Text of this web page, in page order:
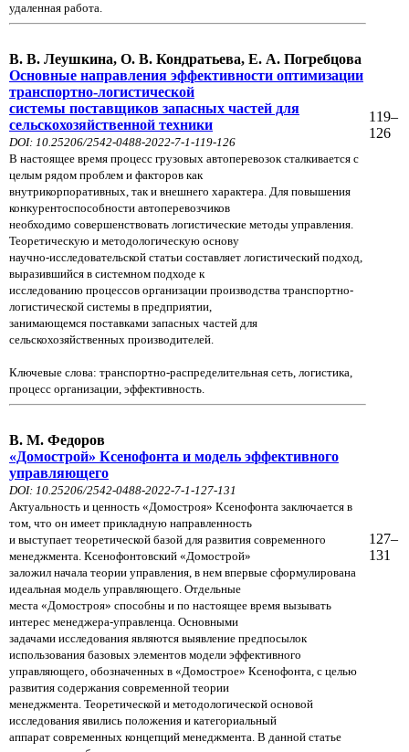
удаленная работа.
В. В. Леушкина, О. В. Кондратьева, Е. А. Погребцова
Основные направления эффективности оптимизации
транспортно-логистической
системы поставщиков запасных частей для
сельскохозяйственной техники
DOI: 10.25206/2542-0488-2022-7-1-119-126
В настоящее время процесс грузовых автоперевозок сталкивается с
целым рядом проблем и факторов как
внутрикорпоративных, так и внешнего характера. Для повышения
конкурентоспособности автоперевозчиков
необходимо совершенствовать логистические методы управления.
Теоретическую и методологическую основу
научно-исследовательской статьи составляет логистический подход,
выразившийся в системном подходе к
исследованию процессов организации производства транспортно-
логистической системы в предприятии,
занимающемся поставками запасных частей для
сельскохозяйственных производителей.
Ключевые слова: транспортно-распределительная сеть, логистика,
процесс организации, эффективность.
119–
126
В. М. Федоров
«Домострой» Ксенофонта и модель эффективного
управляющего
DOI: 10.25206/2542-0488-2022-7-1-127-131
Актуальность и ценность «Домостроя» Ксенофонта заключается в
том, что он имеет прикладную направленность
и выступает теоретической базой для развития современного
менеджмента. Ксенофонтовский «Домострой»
заложил начала теории управления, в нем впервые сформулирована
идеальная модель управляющего. Отдельные
места «Домостроя» способны и по настоящее время вызывать
интерес менеджера-управленца. Основными
задачами исследования являются выявление предпосылок
использования базовых элементов модели эффективного
управляющего, обозначенных в «Домострое» Ксенофонта, с целью
развития содержания современной теории
менеджмента. Теоретической и методологической основой
исследования явились положения и категориальный
аппарат современных концепций менеджмента. В данной статье
127–
131